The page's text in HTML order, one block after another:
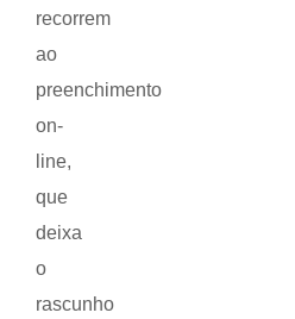
recorrem
ao
preenchimento
on-
line,
que
deixa
o
rascunho